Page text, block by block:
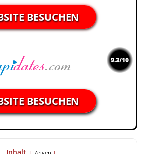
BESUCHEN
9.3/10
BESUCHEN
Inhalt Zeigen